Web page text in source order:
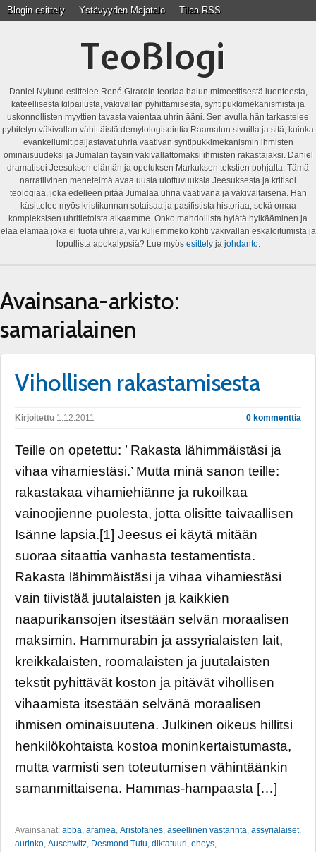
Blogin esittely Ystävyyden Majatalo Tilaa RSS
TeoBlogi
Daniel Nylund esittelee René Girardin teoriaa halun mimeettisestä luonteesta,
kateellisesta kilpailusta, väkivallan pyhittämisestä, syntipukkimekanismista ja
uskonnollisten myyttien tavasta vaientaa uhrin ääni. Sen avulla hän tarkastelee
pyhitetyn väkivallan vähittäistä demytologisointia Raamatun sivuilla ja sitä, kuinka
evankeliumit paljastavat uhria vaativan syntipukkimekanismin ihmisten
ominaisuudeksi ja Jumalan täysin väkivallattomaksi ihmisten rakastajaksi. Daniel
dramatisoi Jeesuksen elämän ja opetuksen Markuksen tekstien pohjalta. Tämä
narratiivinen menetelmä avaa uusia ulottuvuuksia Jeesuksesta ja kritisoi
teologiaa, joka edelleen pitää Jumalaa uhria vaativana ja väkivaltaisena. Hän
käsittelee myös kristikunnan sotaisaa ja pasifistista historiaa, sekä omaa
kompleksisen uhritietoista aikaamme. Onko mahdollista hylätä hylkääminen ja
elää elämää joka ei tuota uhreja, vai kuljemmeko kohti väkivallan eskaloitumista ja
lopullista apokalypsiä? Lue myös esittelyja johdanto.
Avainsana-arkisto:
samarialainen
Vihollisen rakastamisesta
Kirjoitettu 1.12.2011 0 kommenttia
Teille on opetettu: ’ Rakasta lähimmäistäsi ja
vihaa vihamiestäsi.’ Mutta minä sanon teille:
rakastakaa vihamiehiänne ja rukoilkaa
vainoojienne puolesta, jotta olisitte taivaallisen
Isänne lapsia.[1] Jeesus ei käytä mitään
suoraa sitaattia vanhasta testamentista.
Rakasta lähimmäistäsi ja vihaa vihamiestäsi
vain tiivistää juutalaisten ja kaikkien
naapurikansojen itsestään selvän moraalisen
maksimin. Hammurabin ja assyrialaisten lait,
kreikkalaisten, roomalaisten ja juutalaisten
tekstit pyhittävät koston ja pitävät vihollisen
vihaamista itsestään selvänä moraalisen
ihmisen ominaisuutena. Julkinen oikeus hillitsi
henkilökohtaista kostoa moninkertaistumasta,
mutta varmisti sen toteutumisen vähintäänkin
samanmittaisena. Hammas-hampaasta […]
Avainsanat: abba aramea Aristofanes aseellinen vastarinta assyrialaiset,
aurinko Auschwitz Desmond Tutu diktatuuri eheys